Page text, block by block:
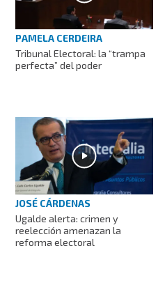
PAMELA CERDEIRA
Tribunal Electoral: la “trampa
perfecta” del poder
JOSÉ CÁRDENAS
Ugalde alerta: crimen y
reelección amenazan la
reforma electoral